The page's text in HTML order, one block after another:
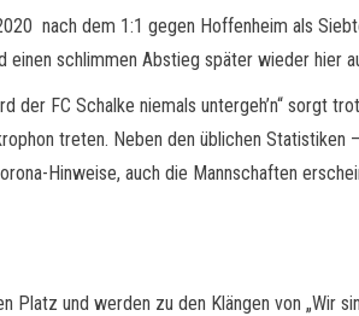
nach dem 1:1 gegen Hoffenheim als
einen schlimmen Abstieg später wieder hier
der FC Schalke niemals untergeh’n“ sorgt
treten. Neben den üblichen Statistiken
Hinweise, auch die Mannschaften
und werden zu den Klängen von „Wir